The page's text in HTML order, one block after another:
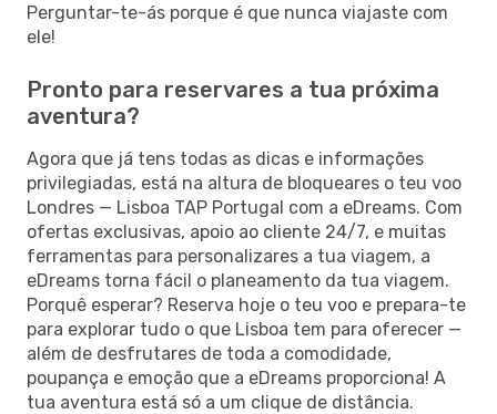
Perguntar-te-ás porque é que nunca viajaste com
ele!
Pronto para reservares a tua próxima
aventura?
Agora que já tens todas as dicas e informações
privilegiadas, está na altura de bloqueares o teu voo
Londres — Lisboa TAP Portugal com a eDreams. Com
ofertas exclusivas, apoio ao cliente 24/7, e muitas
ferramentas para personalizares a tua viagem, a
eDreams torna fácil o planeamento da tua viagem.
Porquê esperar? Reserva hoje o teu voo e prepara-te
para explorar tudo o que Lisboa tem para oferecer —
além de desfrutares de toda a comodidade,
poupança e emoção que a eDreams proporciona! A
tua aventura está só a um clique de distância.